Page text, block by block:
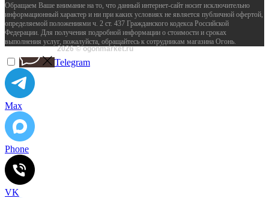
2026 © ogonmarket.ru
Обращаем Ваше внимание на то, что данный интернет-сайт носит исключительно
информационный характер и ни при каких условиях не является публичной офертой,
определяемой положениями ч. 2 ст. 437 Гражданского кодекса Российской
Федерации. Для получения подробной информации о стоимости и сроках
выполнения услуг, пожалуйста, обращайтесь к сотрудникам магазина Огонь.
Telegram
Max
Phone
VK